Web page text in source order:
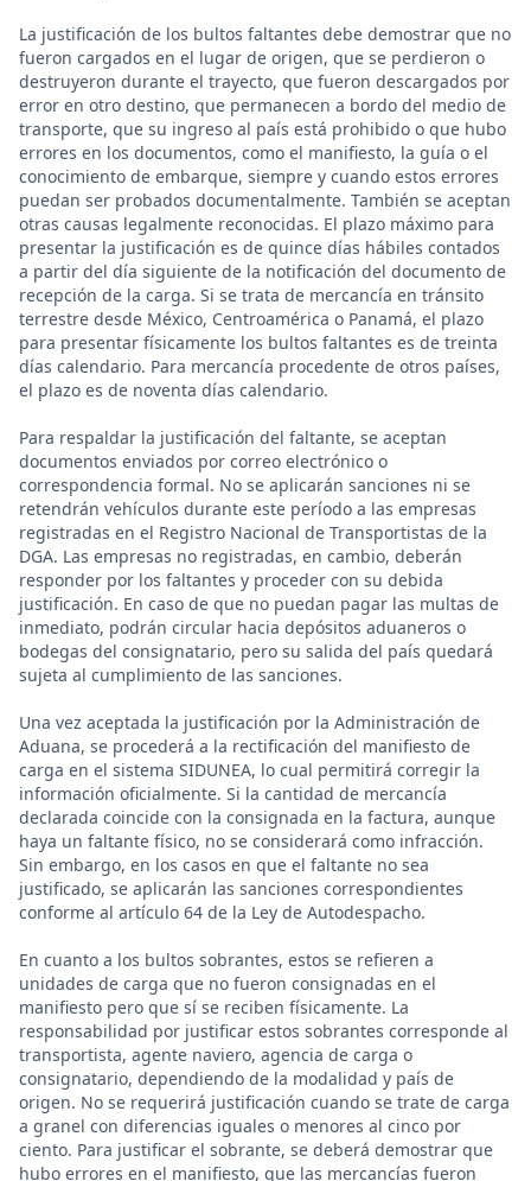
La justificación de los bultos faltantes debe demostrar que no
fueron cargados en el lugar de origen, que se perdieron o
destruyeron durante el trayecto, que fueron descargados por
error en otro destino, que permanecen a bordo del medio de
transporte, que su ingreso al país está prohibido o que hubo
errores en los documentos, como el manifiesto, la guía o el
conocimiento de embarque, siempre y cuando estos errores
puedan ser probados documentalmente. También se aceptan
otras causas legalmente reconocidas. El plazo máximo para
presentar la justificación es de quince días hábiles contados
a partir del día siguiente de la notificación del documento de
recepción de la carga. Si se trata de mercancía en tránsito
terrestre desde México, Centroamérica o Panamá, el plazo
para presentar físicamente los bultos faltantes es de treinta
días calendario. Para mercancía procedente de otros países,
el plazo es de noventa días calendario.
Para respaldar la justificación del faltante, se aceptan
documentos enviados por correo electrónico o
correspondencia formal. No se aplicarán sanciones ni se
retendrán vehículos durante este período a las empresas
registradas en el Registro Nacional de Transportistas de la
DGA. Las empresas no registradas, en cambio, deberán
responder por los faltantes y proceder con su debida
justificación. En caso de que no puedan pagar las multas de
inmediato, podrán circular hacia depósitos aduaneros o
bodegas del consignatario, pero su salida del país quedará
sujeta al cumplimiento de las sanciones.
Una vez aceptada la justificación por la Administración de
Aduana, se procederá a la rectificación del manifiesto de
carga en el sistema SIDUNEA, lo cual permitirá corregir la
información oficialmente. Si la cantidad de mercancía
declarada coincide con la consignada en la factura, aunque
haya un faltante físico, no se considerará como infracción.
Sin embargo, en los casos en que el faltante no sea
justificado, se aplicarán las sanciones correspondientes
conforme al artículo 64 de la Ley de Autodespacho.
En cuanto a los bultos sobrantes, estos se refieren a
unidades de carga que no fueron consignadas en el
manifiesto pero que sí se reciben físicamente. La
responsabilidad por justificar estos sobrantes corresponde al
transportista, agente naviero, agencia de carga o
consignatario, dependiendo de la modalidad y país de
origen. No se requerirá justificación cuando se trate de carga
a granel con diferencias iguales o menores al cinco por
ciento. Para justificar el sobrante, se deberá demostrar que
hubo errores en el manifiesto, que las mercancías fueron